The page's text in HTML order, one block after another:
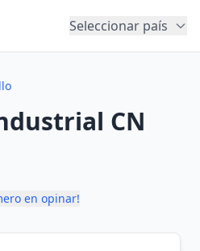
Seleccionar país
CN
en opinar!